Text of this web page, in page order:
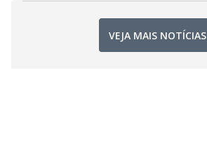
VEJA MAIS NOTÍCIAS